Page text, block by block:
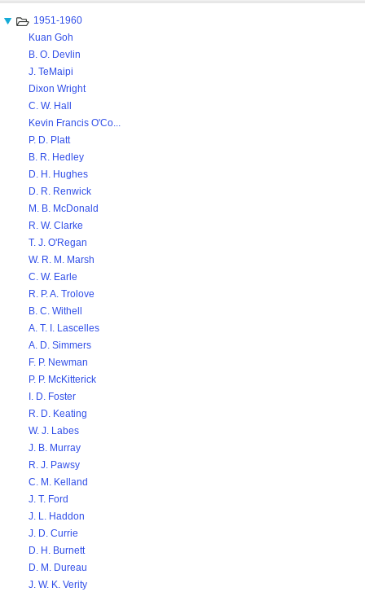
1951-1960
Kuan Goh
B. O. Devlin
J. TeMaipi
Dixon Wright
C. W. Hall
Kevin Francis O'Co...
P. D. Platt
B. R. Hedley
D. H. Hughes
D. R. Renwick
M. B. McDonald
R. W. Clarke
T. J. O'Regan
W. R. M. Marsh
C. W. Earle
R. P. A. Trolove
B. C. Withell
A. T. I. Lascelles
A. D. Simmers
F. P. Newman
P. P. McKitterick
I. D. Foster
R. D. Keating
W. J. Labes
J. B. Murray
R. J. Pawsy
C. M. Kelland
J. T. Ford
J. L. Haddon
J. D. Currie
D. H. Burnett
D. M. Dureau
J. W. K. Verity